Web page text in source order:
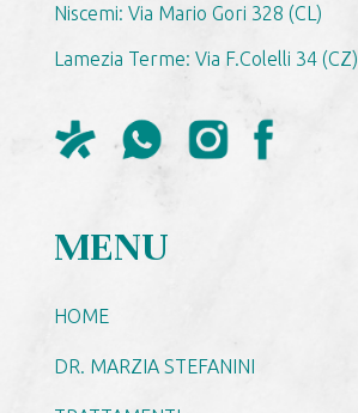
Niscemi: Via Mario Gori 328 (CL)
Lamezia Terme: Via F.Colelli 34 (CZ)
MENU
HOME
DR. MARZIA STEFANINI